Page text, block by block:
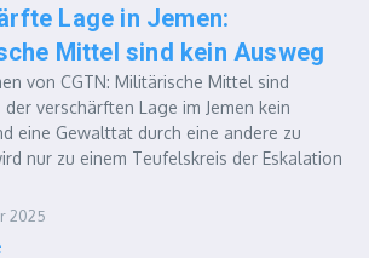
Lage in Jemen:
Mittel sind kein Ausweg
von CGTN: Militärische Mittel sind
verschärften Lage im Jemen kein
eine Gewalttat durch eine andere zu
nur zu einem Teufelskreis der Eskalation
2025